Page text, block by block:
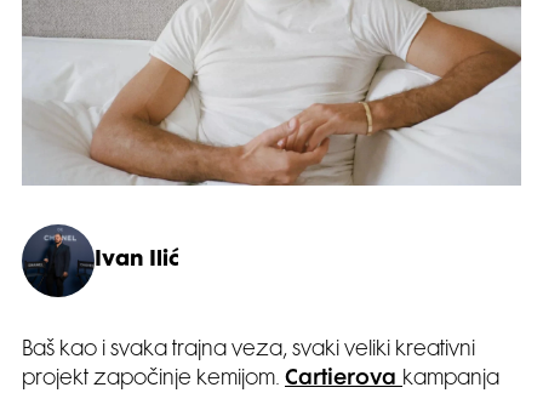
Ivan Ilić
Baš kao i svaka trajna veza, svaki veliki kreativni
projekt započinje kemijom. Cartierova kampanja